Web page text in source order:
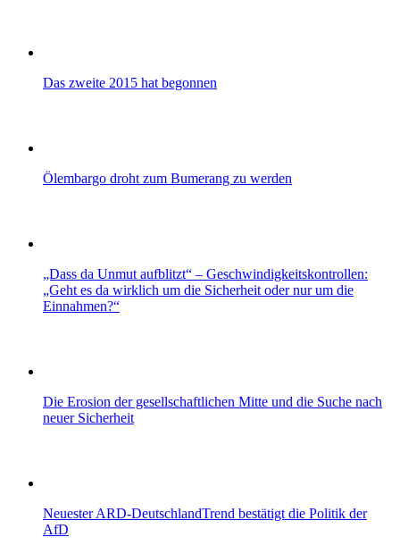
Das zweite 2015 hat begonnen
Ölembargo droht zum Bumerang zu werden
„Dass da Unmut aufblitzt“ – Geschwindigkeitskontrollen:
„Geht es da wirklich um die Sicherheit oder nur um die
Einnahmen?“
Die Erosion der gesellschaftlichen Mitte und die Suche nach
neuer Sicherheit
Neuester ARD-DeutschlandTrend bestätigt die Politik der
AfD